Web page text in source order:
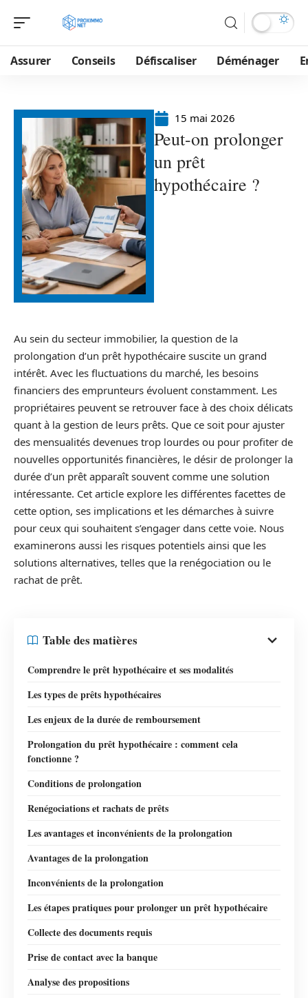
Assurer Conseils Défiscaliser Déménager
15 mai 2026
Peut-on prolonger
un prêt
hypothécaire ?
Au sein du secteur immobilier, la question de la
prolongation d’un prêt hypothécaire suscite un grand
intérêt. Avec les fluctuations du marché, les besoins
financiers des emprunteurs évoluent constamment. Les
propriétaires peuvent se retrouver face à des choix délicats
quant à la gestion de leurs prêts. Que ce soit pour ajuster
des mensualités devenues trop lourdes ou pour profiter de
nouvelles opportunités financières, le désir de prolonger la
durée d’un prêt apparaît souvent comme une solution
intéressante. Cet article explore les différentes facettes de
cette option, ses implications et les démarches à suivre
pour ceux qui souhaitent s’engager dans cette voie. Nous
examinerons aussi les risques potentiels ainsi que les
solutions alternatives, telles que la renégociation ou le
rachat de prêt.
Table des matières
Comprendre le prêt hypothécaire et ses modalités
Les types de prêts hypothécaires
Les enjeux de la durée de remboursement
Prolongation du prêt hypothécaire : comment cela
fonctionne ?
Conditions de prolongation
Renégociations et rachats de prêts
Les avantages et inconvénients de la prolongation
Avantages de la prolongation
Inconvénients de la prolongation
Les étapes pratiques pour prolonger un prêt hypothécaire
Collecte des documents requis
Prise de contact avec la banque
Analyse des propositions